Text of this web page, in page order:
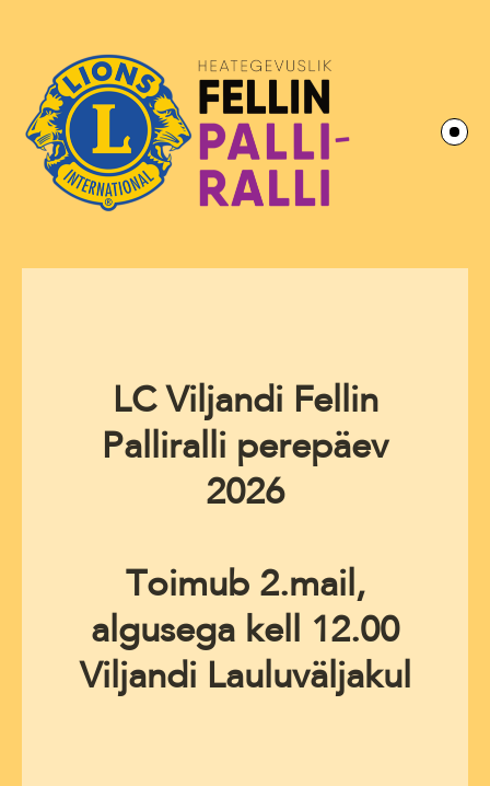
LC Viljandi Fellin
Palliralli perepäev
2026
Toimub 2.mail,
algusega kell 12.00
Viljandi Lauluväljakul